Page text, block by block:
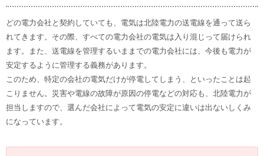
どの電力会社と契約していても、電気は北陸電力の送電線を通って送ら
れてきます。その際、すべての電力会社の電気は入り混じって届けられ
ます。また、送電線を管理するいままでの電力会社には、今後も電力が
安定するように管理する義務があります。
このため、特定の会社の電気だけが停電してしまう、といったことは起
こりません。災害や電線の故障が原因の停電などの対応も、北陸電力が
担当しますので、選んだ会社によって電気の安定に違いは出ないしくみ
になっています。